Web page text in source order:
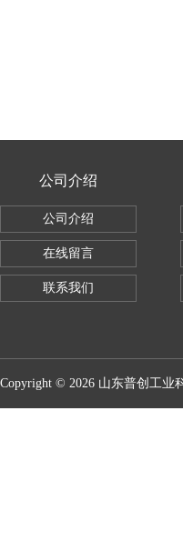
公司介绍
公司介绍
在线留言
联系我们
Copyright © 2026 山东普创工业